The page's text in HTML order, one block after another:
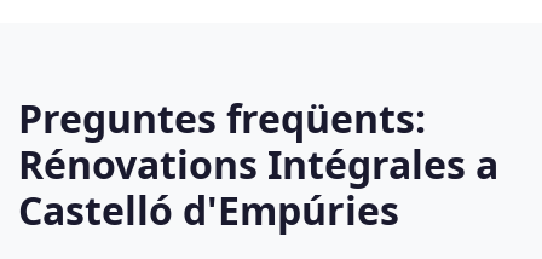
Preguntes freqüents:
Rénovations Intégrales a
Castelló d'Empúries